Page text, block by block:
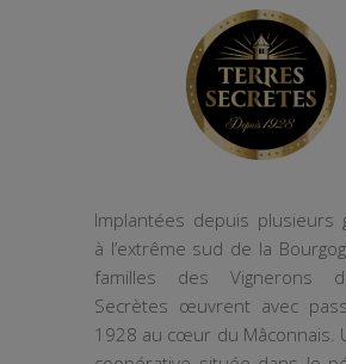
Implantées depuis plusieurs
à l’extrême sud de la
familles des Vignerons
Secrètes œuvrent avec
1928 au cœur du Mâconnais.